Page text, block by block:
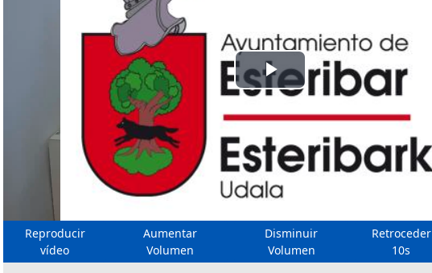
Reproducir
Vídeo
Reproducir
vídeo
Aumentar
Volumen
Disminuir
Volumen
Retroceder
10s